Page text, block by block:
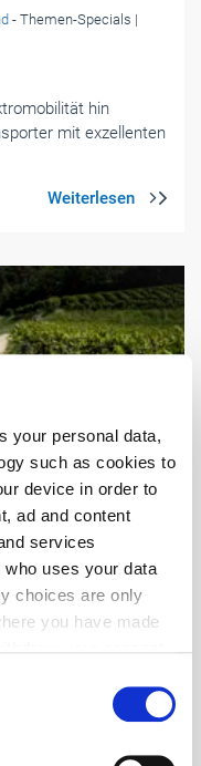
your personal data,
such as cookies to
device in order to
ad and content
services
who uses your data
choices are only
you have made
- Themen-Specials |
hin
mit exzellenten
Foto: © Jeep
- Themen-Specials
kantiger und ist
Wir haben uns das